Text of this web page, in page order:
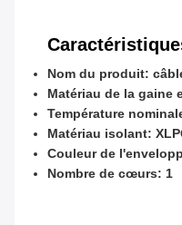
Nom du produit:
Matériau de la gaine
Température
Matériau isolant:
Couleur de
Nombre de cœurs: 1